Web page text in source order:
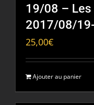
19/08 – Les
2017/08/
25,00€
Ajouter au panier